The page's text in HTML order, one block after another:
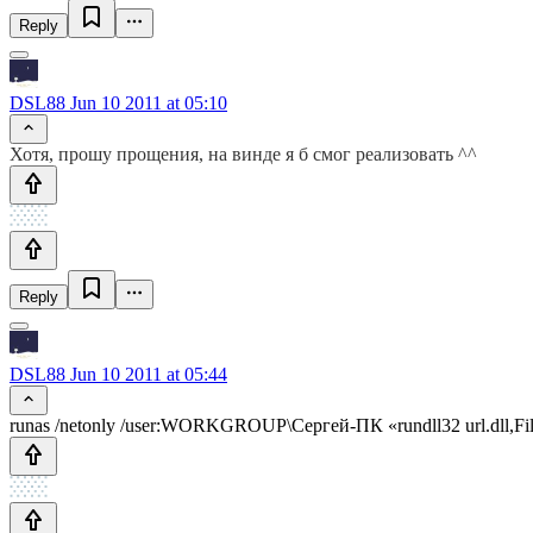
Reply
DSL88 Jun 10 2011 at 05:10
Хотя, прошу прощения, на винде я б смог реализовать ^^
Reply
DSL88 Jun 10 2011 at 05:44
runas /netonly /user:WORKGROUP\Сергей-ПК «rundll32